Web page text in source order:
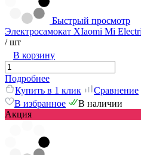
Быстрый просмотр
Электросамокат XIaomi Mi
/ шт
В корзину
Подробнее
Купить в 1 клик
Сравнение
В избранное
В наличии
Акция